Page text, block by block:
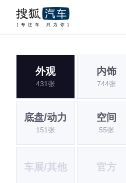
外观
431张
内饰
744张
底盘/动力
151张
空间
55张
车展/其他 官方